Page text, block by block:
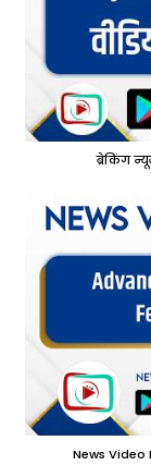
ब्रेकिंग
News